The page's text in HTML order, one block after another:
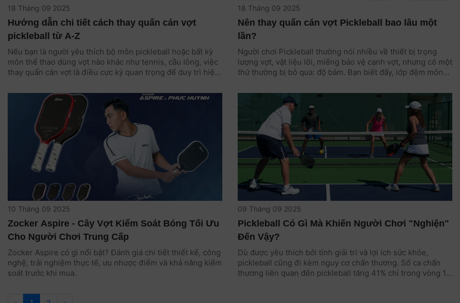
18 Tháng 09 2025
Hướng dẫn chi tiết cách thay quấn cán vợt
pickleball từ A-Z
Nếu bạn là người yêu thích bộ môn pickleball hoặc bất kỳ
môn thể thao dùng vợt nào khác như tennis, cầu lông, việc
thay quấn cán vợt là điều cực kỳ quan trọng để duy trì hiệu
khiến bạn khó kiểm soát bóng, dễ bị trượt tay và thậm chí
có thể gây chấn thương.
18 Tháng 09 2025
Nên thay quấn cán vợt Pickleball bao lâu một
lần?
Người chơi Pickleball thường nói nhiều về thiết bị trọng
lượng vợt, vật liệu lõi, miếng bảo vệ cạnh vợt, nhưng có một
thứ thường bị bỏ qua: độ bám. Bạn biết đấy, lớp đệm mỏng
hay bị trượt giữa chừng.
10 Tháng 09 2025
Zocker Aspire - Cây Vợt Kiểm Soát Bóng Tối Ưu
Cho Người Chơi Trung Cấp
Zocker Aspire có gì nổi bật? Đánh giá chi tiết thiết kế, công
nghệ, trải nghiệm thực tế, ưu nhược điểm và khả năng kiểm
soát trước khi mua.
09 Tháng 09 2025
Pickleball Có Gì Mà Khiến Người Chơi "Nghiện"
Đến Vậy?
Dù được yêu thích bởi tính giải trí và lợi ích sức khỏe,
pickleball cũng đi kèm nguy cơ chấn thương. Số ca chấn
thương liên quan đến pickleball tăng 41% chỉ trong vòng 1